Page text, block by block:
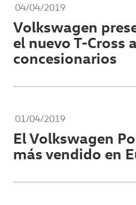
04/04/2019
Volkswagen
el nuevo T-Cross
concesionarios
01/04/2019
El Volkswagen
más vendido en